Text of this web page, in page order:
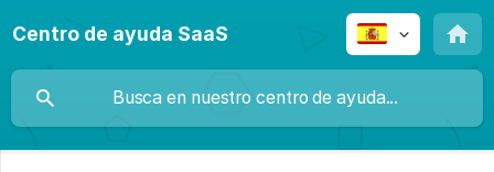
Centro de ayuda SaaS